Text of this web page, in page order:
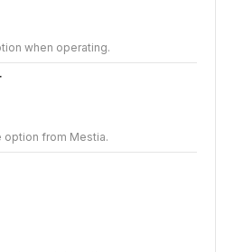
when operating.
option from Mestia.